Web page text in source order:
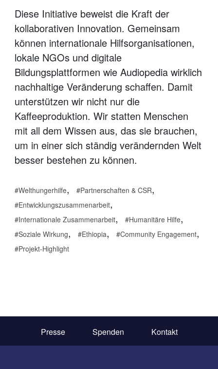
Diese Initiative beweist die Kraft der
kollaborativen Innovation. Gemeinsam
können internationale Hilfsorganisationen,
lokale NGOs und digitale
Bildungsplattformen wie Audiopedia wirklich
nachhaltige Veränderung schaffen. Damit
unterstützen wir nicht nur die
Kaffeeproduktion. Wir statten Menschen
mit all dem Wissen aus, das sie brauchen,
um in einer sich ständig verändernden Welt
besser bestehen zu können.
Welthungerhilfe, Partnerschaften & CSR,
Entwicklungszusammenarbeit,
Internationale Zusammenarbeit, Humanitäre Hilfe,
Soziale Wirkung, Ethiopia, Community Engagement,
Projekt-Highlight
Presse Spenden Kontakt